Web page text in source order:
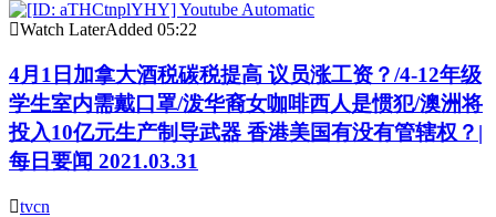
Watch LaterAdded 05:22
4月1日加拿大酒税碳税提高 议员涨工资？/4-12年级
学生室内需戴口罩/泼华裔女咖啡西人是惯犯/澳洲将
投入10亿元生产制导武器 香港美国有没有管辖权？|
每日要闻 2021.03.31
tvcn